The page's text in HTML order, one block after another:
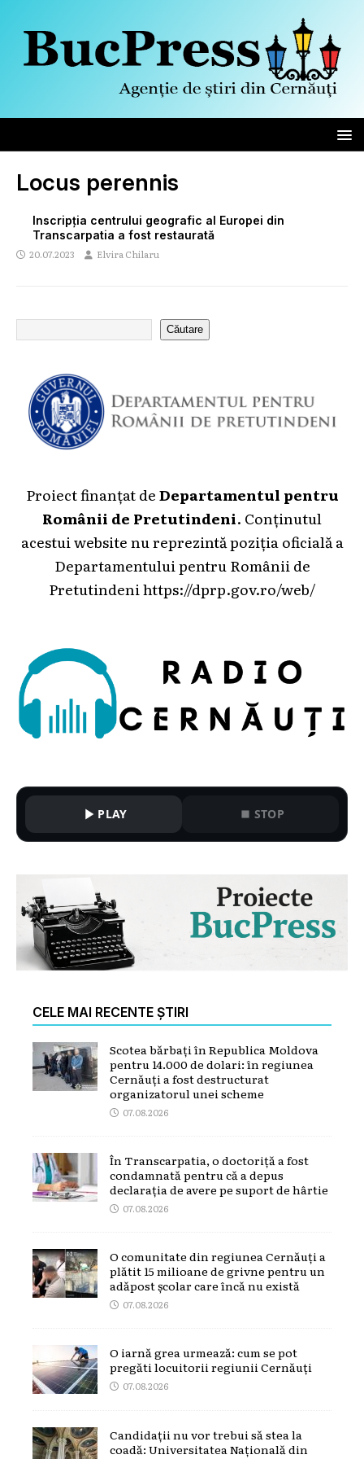
Locus perennis
Inscripția centrului geografic al Europei din
Transcarpatia a fost restaurată
20.07.2023 Elvira Chilaru
Căutare
Proiect finanțat deDepartamentul pentru
Românii de Pretutindeni. Conținutul
acestui website nu reprezintă poziția oficială a
Departamentului pentru Românii de
Pretutindeni https://dprp.gov.ro/web/
PLAY STOP
CELE MAI RECENTE ȘTIRI
Scotea bărbați în Republica Moldova
pentru 14.000 de dolari: în regiunea
Cernăuți a fost destructurat
organizatorul unei scheme
07.08.2026
În Transcarpatia, o doctoriță a fost
condamnată pentru că a depus
declarația de avere pe suport de hârtie
07.08.2026
O comunitate din regiunea Cernăuți a
plătit 15 milioane de grivne pentru un
adăpost școlar care încă nu există
07.08.2026
O iarnă grea urmează: cum se pot
pregăti locuitorii regiunii Cernăuți
07.08.2026
Candidații nu vor trebui să stea la
coadă: Universitatea Națională din